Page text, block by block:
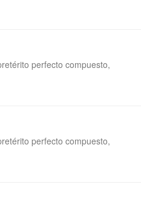
perfecto compuesto,
perfecto compuesto,